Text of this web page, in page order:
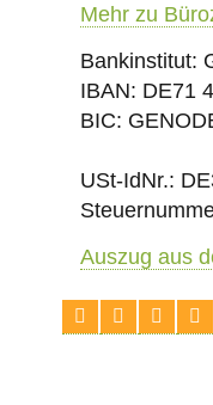
Mehr zu
Bankinstitut:
IBAN: DE71
BIC:
USt-IdNr.:
Auszug aus